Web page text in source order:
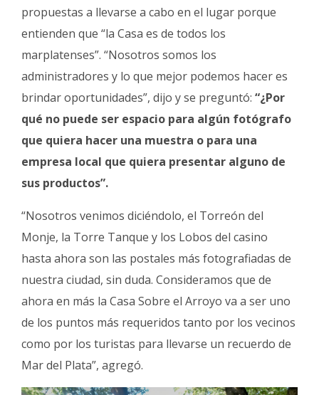
propuestas a llevarse a cabo en el lugar porque
entienden que “la Casa es de todos los
marplatenses”. “Nosotros somos los
administradores y lo que mejor podemos hacer es
brindar oportunidades”, dijo y se preguntó: “¿Por
qué no puede ser espacio para algún fotógrafo
que quiera hacer una muestra o para una
empresa local que quiera presentar alguno de
sus productos”.
“Nosotros venimos diciéndolo, el Torreón del
Monje, la Torre Tanque y los Lobos del casino
hasta ahora son las postales más fotografiadas de
nuestra ciudad, sin duda. Consideramos que de
ahora en más la Casa Sobre el Arroyo va a ser uno
de los puntos más requeridos tanto por los vecinos
como por los turistas para llevarse un recuerdo de
Mar del Plata”, agregó.